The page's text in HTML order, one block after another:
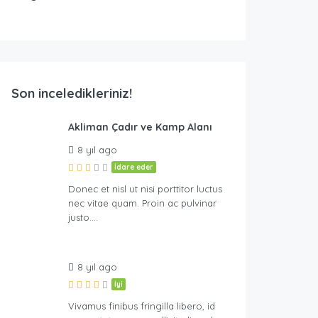
Son inceledikleriniz!
Akliman Çadır ve Kamp Alanı
8 yıl ago
İdare eder
Donec et nisl ut nisi porttitor luctus
nec vitae quam. Proin ac pulvinar
justo….
8 yıl ago
İyi
Vivamus finibus fringilla libero, id